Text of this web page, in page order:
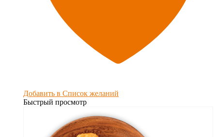
Добавить в Список желаний
Быстрый просмотр